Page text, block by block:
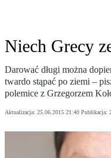
Niech Grecy
Darować długi można
twardo stąpać po ziemi –
polemice z Grzegorzem
Aktualizacja: 25.06.2015 21:40 Publikacja: